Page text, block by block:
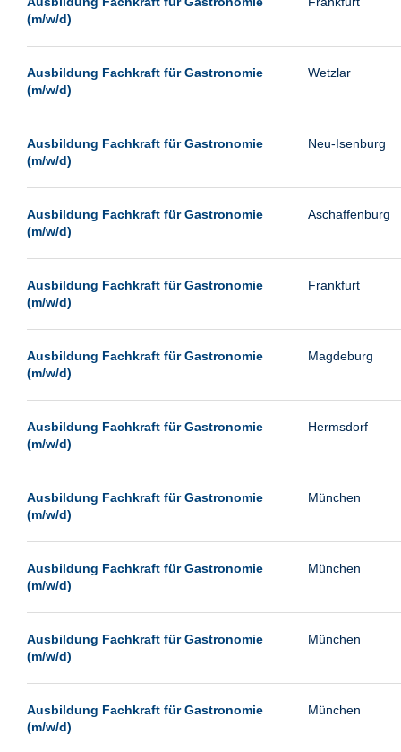
Kassel
Laatzen
Leipzig
Magdeburg
Mannheim
Neubrandenburg
Neumünster
Passau
Pforzheim
Siegburg
Siegen
(m/w/d)
Ausbildung Fachkraft für Gastronomie
(m/w/d)
Wetzlar
Ausbildung Fachkraft für Gastronomie
(m/w/d)
Neu-Isenburg
Ausbildung Fachkraft für Gastronomie
(m/w/d)
Aschaffenburg
Ausbildung Fachkraft für Gastronomie
(m/w/d)
Frankfurt
Ausbildung Fachkraft für Gastronomie
(m/w/d)
Magdeburg
Ausbildung Fachkraft für Gastronomie
(m/w/d)
Hermsdorf
Ausbildung Fachkraft für Gastronomie
(m/w/d)
München
Ausbildung Fachkraft für Gastronomie
(m/w/d)
München
Ausbildung Fachkraft für Gastronomie
(m/w/d)
München
Ausbildung Fachkraft für Gastronomie
(m/w/d)
München